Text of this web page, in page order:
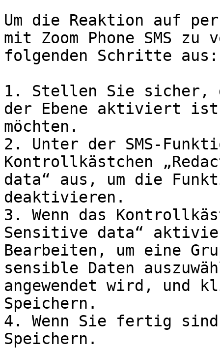
Um die Reaktion auf
mit Zoom Phone SMS
folgenden Schritte aus:
1. Stellen Sie sicher,
der Ebene aktiviert
möchten.
2. Unter der SMS-
Kontrollkästchen
data“ aus, um die
deaktivieren.
3. Wenn das
Sensitive data“
Bearbeiten, um eine
sensible Daten
angewendet wird, und
Speichern.
4. Wenn Sie fertig
Speichern.